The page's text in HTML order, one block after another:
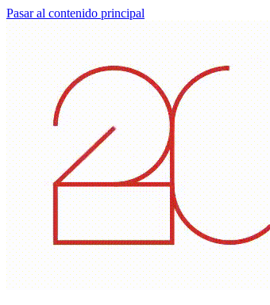
Pasar al contenido principal